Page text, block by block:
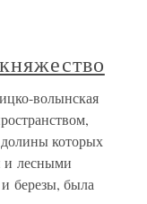
волынская
которых
и лесными
березы, была